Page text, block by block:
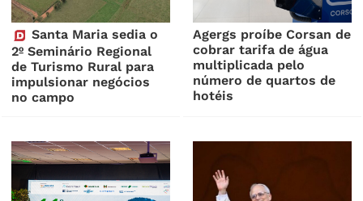
Santa Maria sedia o
2º Seminário Regional
de Turismo Rural para
impulsionar negócios
no campo
Agergs proíbe Corsan de
cobrar tarifa de água
multiplicada pelo
número de quartos de
hotéis